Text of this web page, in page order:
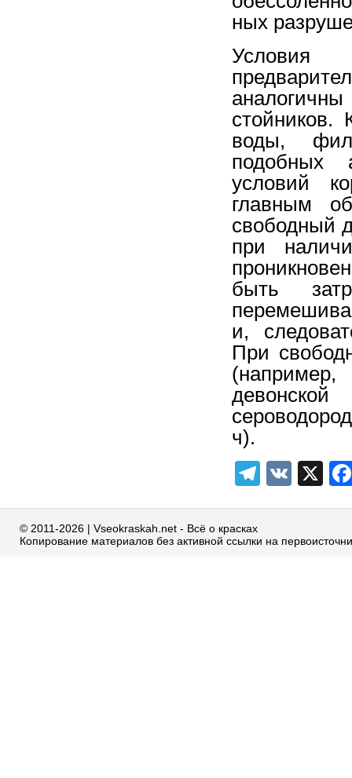
ных
стойников.
воды,
подобных
условий
главным
свободный
при
быть
и,
При
ч).
VK X
© 2011-2026 | Vseokraskah.net - Всё о красках
Копирование материалов без активной ссылки на